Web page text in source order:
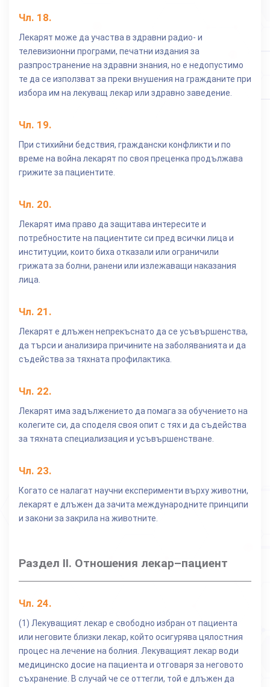
Чл. 18.
Лекарят може да участва в здравни радио- и
телевизионни програми, печатни издания за
разпространение на здравни знания, но е недопустимо
те да се използват за преки внушения на гражданите при
избора им на лекуващ лекар или здравно заведение.
Чл. 19.
При стихийни бедствия, граждански конфликти и по
време на война лекарят по своя преценка продължава
грижите за пациентите.
Чл. 20.
Лекарят има право да защитава интересите и
потребностите на пациентите си пред всички лица и
институции, които биха отказали или ограничили
грижата за болни, ранени или излежаващи наказания
лица.
Чл. 21 .
Лекарят е длъжен непрекъснато да се усъвършенства,
да търси и анализира причините на заболяванията и да
съдейства за тяхната профилактика.
Чл. 22.
Лекарят има задължението да помага за обучението на
колегите си, да споделя своя опит с тях и да съдейства
за тяхната специализация и усъвършенстване.
Чл. 23.
Когато се налагат научни експерименти върху животни,
лекарят е длъжен да зачита международните принципи
и закони за закрила на животните.
Раздел II. Отношения лекар–пациент
Чл. 24.
(1) Лекуващият лекар е свободно избран от пациента
или неговите близки лекар, който осигурява цялостния
процес на лечение на болния. Лекуващият лекар води
медицинско досие на пациента и отговаря за неговото
съхранение. В случай че се оттегли, той е длъжен да